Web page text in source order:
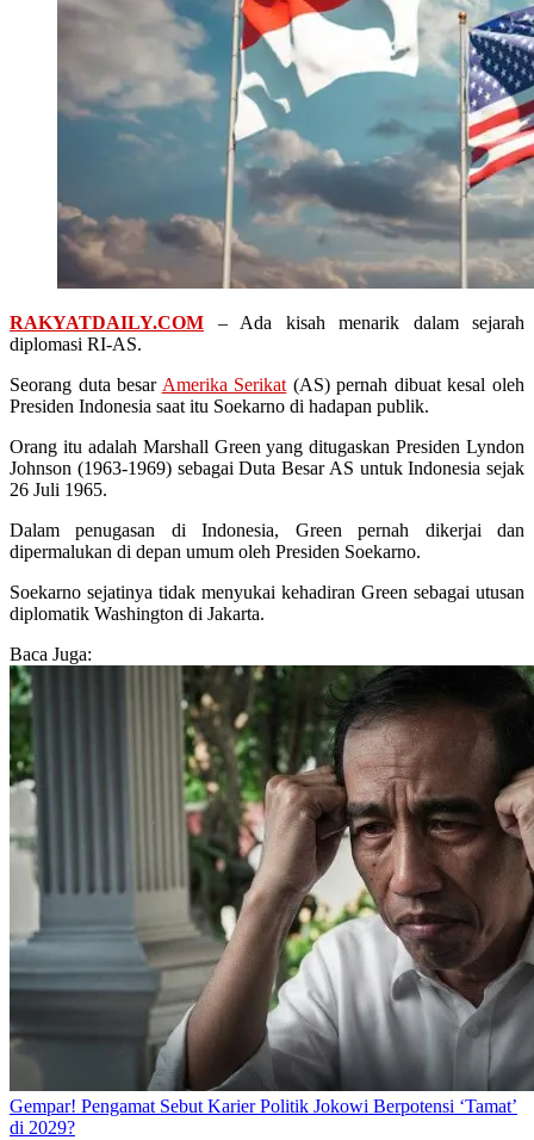
RAKYATDAILY.COM – Ada kisah menarik dalam sejarah
diplomasi RI-AS.
Seorang duta besar Amerika Serikat (AS) pernah dibuat kesal oleh
Presiden Indonesia saat itu Soekarno di hadapan publik.
Orang itu adalah Marshall Green yang ditugaskan Presiden Lyndon
Johnson (1963-1969) sebagai Duta Besar AS untuk Indonesia sejak
26 Juli 1965.
Dalam penugasan di Indonesia, Green pernah dikerjai dan
dipermalukan di depan umum oleh Presiden Soekarno.
Soekarno sejatinya tidak menyukai kehadiran Green sebagai utusan
diplomatik Washington di Jakarta.
Baca Juga:
Gempar! Pengamat Sebut Karier Politik Jokowi Berpotensi ‘Tamat’
di 2029?